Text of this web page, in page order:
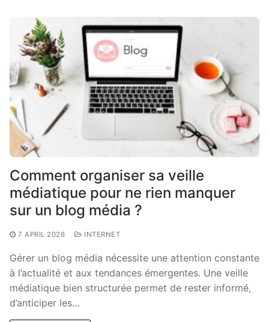
Comment organiser sa veille
médiatique pour ne rien manquer
sur un blog média ?
7 APRIL 2026 INTERNET
Gérer un blog média nécessite une attention constante
à l’actualité et aux tendances émergentes. Une veille
médiatique bien structurée permet de rester informé,
d’anticiper les…